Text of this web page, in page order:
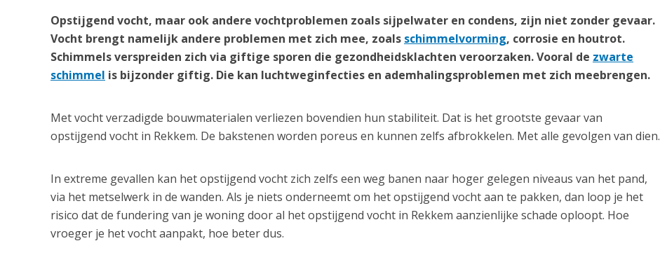
Opstijgend vocht, maar ook andere vochtproblemen zoals sijpelwater en condens, zijn niet zonder gevaar.
Vocht brengt namelijk andere problemen met zich mee, zoals schimmelvorming, corrosie en houtrot.
Schimmels verspreiden zich via giftige sporen die gezondheidsklachten veroorzaken. Vooral de zwarte
schimmel is bijzonder giftig. Die kan luchtweginfecties en ademhalingsproblemen met zich meebrengen.
Met vocht verzadigde bouwmaterialen verliezen bovendien hun stabiliteit. Dat is het grootste gevaar van
opstijgend vocht in Rekkem. De bakstenen worden poreus en kunnen zelfs afbrokkelen. Met alle gevolgen van dien.
In extreme gevallen kan het opstijgend vocht zich zelfs een weg banen naar hoger gelegen niveaus van het pand,
via het metselwerk in de wanden. Als je niets onderneemt om het opstijgend vocht aan te pakken, dan loop je het
risico dat de fundering van je woning door al het opstijgend vocht in Rekkem aanzienlijke schade oploopt. Hoe
vroeger je het vocht aanpakt, hoe beter dus.